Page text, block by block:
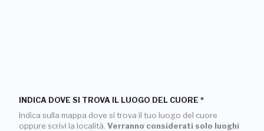
INDICA DOVE SI TROVA IL LUOGO DEL CUORE *
Indica sulla mappa dove si trova il tuo luogo del cuore
oppure scrivi la località. Verranno considerati solo luoghi